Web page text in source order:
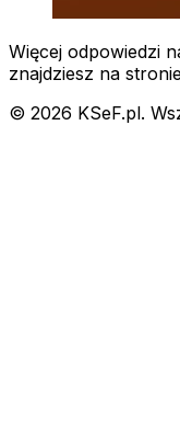
Więcej odpowiedzi
znajdziesz na
© 2026 KSeF.pl.